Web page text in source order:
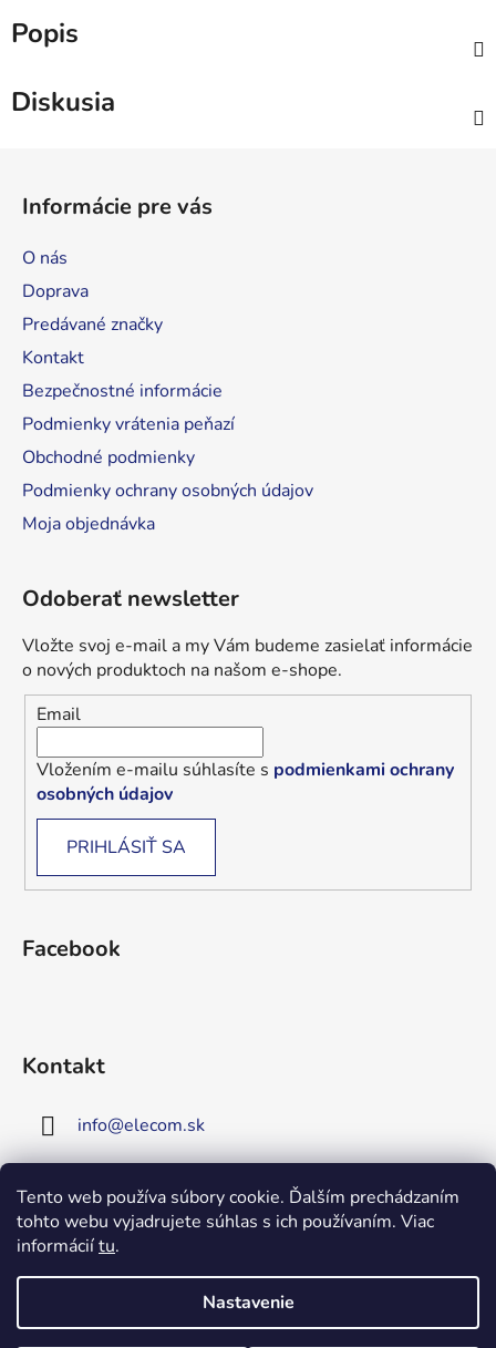
Tento web používa súbory cookie. Ďalším prechádzaním
tohto webu vyjadrujete súhlas s ich používaním. Viac
informáciítu.
Nastavenie
Upozornenie!
stránke!Zaregistrujte sa!
Získate tým 5% zľavu na väčšinu
Popis
Diskusia
Informácie pre vás
O nás
Doprava
Predávané značky
Kontakt
Bezpečnostné informácie
Podmienky vrátenia peňazí
Obchodné podmienky
Podmienky ochrany osobných údajov
Moja objednávka
Odoberať newsletter
Vložte svoj e-mail a my Vám budeme zasielať informácie
o nových produktoch na našom e-shope.
Email
Vložením e-mailu súhlasíte s podmienkami ochrany
osobných údajov
PRIHLÁSIŤ SA
Facebook
Kontakt
info@elecom.sk